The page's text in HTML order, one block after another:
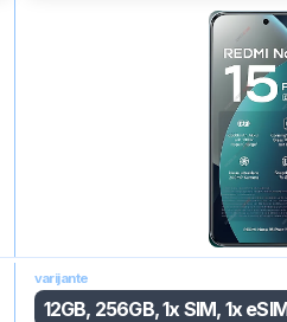
varijante
12GB, 256GB, 1x SIM, 1x